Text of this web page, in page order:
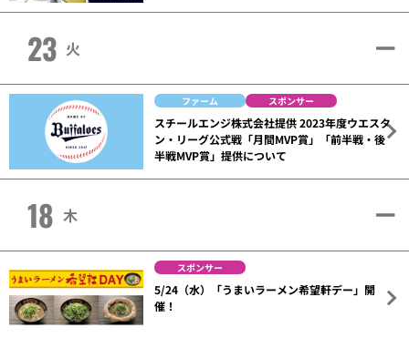
23 火
ファーム スポンサー
スチールエンジ株式会社提供 2023年度ウエスタ
ン・リーグ公式戦「月間MVP賞」「前半戦・後
半戦MVP賞」提供について
18 木
スポンサー
5/24（水）「うまいラーメン希望軒デー」開
催！